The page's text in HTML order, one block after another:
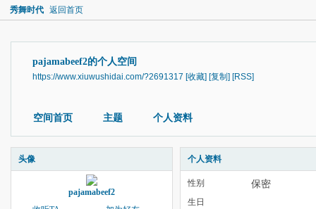
秀舞时代 返回首页
pajamabeef2的个人空间
https://www.xiuwushidai.com/?2691317 [收藏] [复制] [RSS]
空间首页 主题 个人资料
头像
pajamabeef2
个人资料
性别 保密
生日